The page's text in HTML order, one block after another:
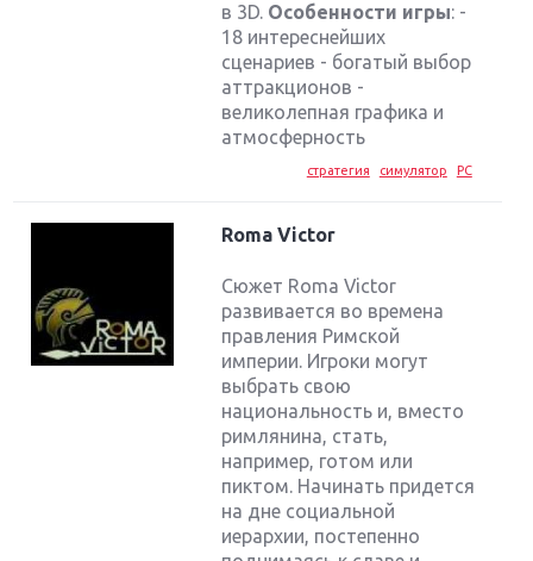
в 3D. Особенности игры: -
18 интереснейших
сценариев - богатый выбор
аттракционов -
великолепная графика и
атмосферность
стратегия симулятор PC
Roma Victor
Сюжет Roma Victor
развивается во времена
правления Римской
империи. Игроки могут
выбрать свою
национальность и, вместо
римлянина, стать,
например, готом или
пиктом. Начинать придется
на дне социальной
иерархии, постепенно